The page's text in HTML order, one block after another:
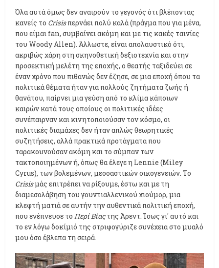
Όλα αυτά όμως δεν αναιρούν το γεγονός ότι βλέποντας
κανείς το Crisisπερνάει πολύ καλά (πράγμα που για μένα,
που είμαι fan, συμβαίνει ακόμη και με τις κακές ταινίες
του Woody Allen). Άλλωστε, είναι απολαυστικό ότι,
ακριβώς χάρη στη σκηνοθετική δεξιοτεχνία και στην
προσεκτική μελέτη της εποχής, ο θεατής ταξιδεύει σε
έναν χρόνο που πιθανώς δεν έζησε, σε μια εποχή όπου τα
πολιτικά θέματα ήταν για πολλούς ζητήματα ζωής ή
θανάτου, παίρνει μια γεύση από το κλίμα κάποιων
καιρών κατά τους οποίους οι πολιτικές ιδέες
συνέπαιρναν και κινητοποιούσαν τον κόσμο, οι
πολιτικές διαμάχες δεν ήταν απλώς θεωρητικές
συζητήσεις, αλλά πρακτικά προτάγματα που
ταρακουνούσαν ακόμη και το σύμπαν των
τακτοποιημένων ή, όπως θα έλεγε η Lennie (Miley
Cyrus), των βολεμένων, μεσοαστικών οικογενειών. Το
Crisisμάς επιτρέπει να ρίξουμε, έστω και με τη
διαμεσολάβηση του γουντιαλλενικού χιούμορ, μια
κλεφτή ματιά σε αυτήν την αυθεντικά πολιτική εποχή,
που ενέπνευσε το Περί Βίαςτης Άρεντ. Ίσως γι' αυτό και
το εν λόγω δοκίμιό της στριφογύριζε συνέχεια στο μυαλό
μου όσο έβλεπα τη σειρά.